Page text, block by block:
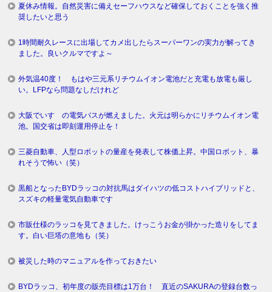
夏休み情報。自然災害に備えセーフハウスなど確保しておくことを強く推
奨したいと思う
1時間耐久レースに出場してカメ出したらスーパーワンの実力が解ってき
ました。良いクルマですよ～
外気温40度！ もはや三元系リチウムイオン電池だと充電も放電も厳し
い。LFPなら問題なしだけれど
大阪でいすゞの電気バスが燃えました。火元は明らかにリチウムイオン電
池。国交省は即刻運用停止を！
三菱自動車、人型ロボットの量産を発表して株価上昇。中国ロボット、暴
れそうで怖い（笑）
黒船となったBYDラッコの対抗馬はダイハツの低コストハイブリッドと、
スズキの軽量電気自動車です
市販仕様のラッコを見てきました。けっこうお金が掛かった造りをしてま
す。白い巨塔の意地も（笑）
被災した時のマニュアルを作っておきたい
BYDラッコ、初年度の販売目標は1万台！ 直近のSAKURAの登録台数っ